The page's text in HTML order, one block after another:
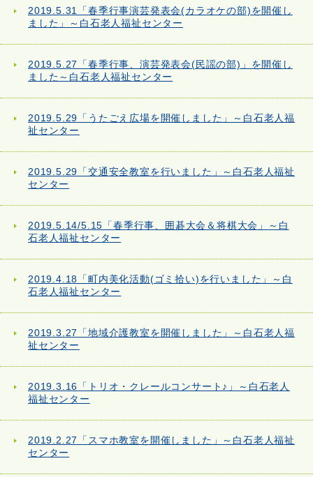
2019.5.31「春季行事演芸発表会(カラオケの部)を開催し
ました」～白石老人福祉センター
2019.5.27「春季行事、演芸発表会(民謡の部)」を開催し
ました～白石老人福祉センター
2019.5.29「うたごえ広場を開催しました」～白石老人福
祉センター
2019.5.29「交通安全教室を行いました」～白石老人福祉
センター
2019.5.14/5.15「春季行事、囲碁大会＆将棋大会」～白
石老人福祉センター
2019.4.18「町内美化活動(ゴミ拾い)を行いました」～白
石老人福祉センター
2019.3.27「地域介護教室を開催しました」～白石老人福
祉センター
2019.3.16「トリオ・クレールコンサート♪」～白石老人
福祉センター
2019.2.27「スマホ教室を開催しました」～白石老人福祉
センター